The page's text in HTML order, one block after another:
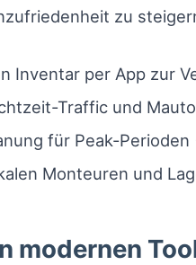
zu
Inventar per App zur
Traffic und
für Peak-
Monteuren und
modernen